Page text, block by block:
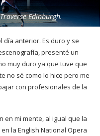
Edinburgh.
día anterior. Es duro y se
presenté un
muy duro ya que tuve que
no sé como lo hice pero me
con profesionales de la
en mi mente, al igual que la
la English National Opera